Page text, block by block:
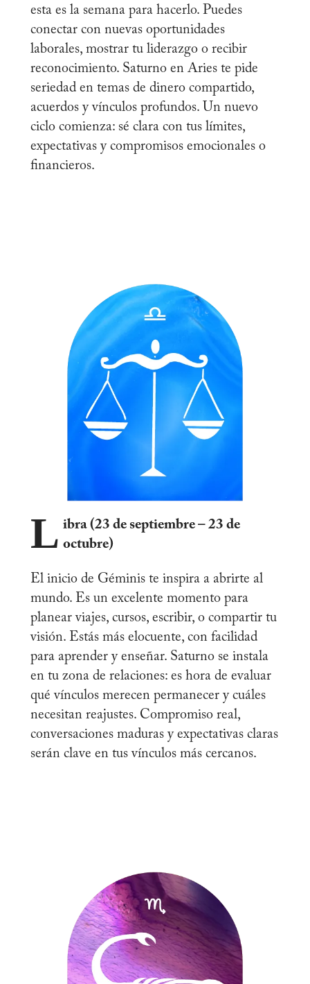
esta es la semana para hacerlo. Puedes
conectar con nuevas oportunidades
laborales, mostrar tu liderazgo o recibir
reconocimiento. Saturno en Aries te pide
seriedad en temas de dinero compartido,
acuerdos y vínculos profundos. Un nuevo
ciclo comienza: sé clara con tus límites,
expectativas y compromisos emocionales o
financieros.
L ibra (23 de septiembre – 23 de
octubre)
El inicio de Géminis te inspira a abrirte al
mundo. Es un excelente momento para
planear viajes, cursos, escribir, o compartir tu
visión. Estás más elocuente, con facilidad
para aprender y enseñar. Saturno se instala
en tu zona de relaciones: es hora de evaluar
qué vínculos merecen permanecer y cuáles
necesitan reajustes. Compromiso real,
conversaciones maduras y expectativas claras
serán clave en tus vínculos más cercanos.